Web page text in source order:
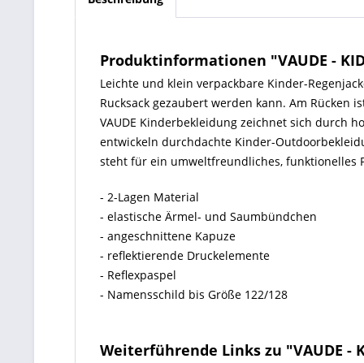
Produktinformationen "VAUDE - KIDS
Leichte und klein verpackbare Kinder-
Rucksack gezaubert werden kann. Am
VAUDE Kinderbekleidung zeichnet sich durch
entwickeln durchdachte Kinder-
steht für ein umweltfreundliches, funktionelles
- 2-Lagen Material
- elastische Ärmel- und Saumbündchen
- angeschnittene Kapuze
- reflektierende Druckelemente
- Reflexpaspel
- Namensschild bis Größe 122/128
Weiterführende Links zu "VAUDE -